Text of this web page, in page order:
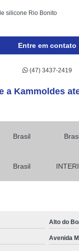
silicone Rio Bonito
Entre em contato
(47) 3437-2419
a Kammoldes
Brasil
Brasil
Alto do
Avenida